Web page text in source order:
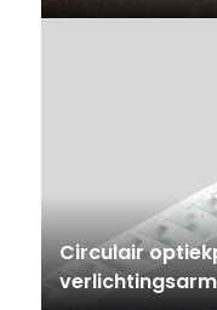
Circulair